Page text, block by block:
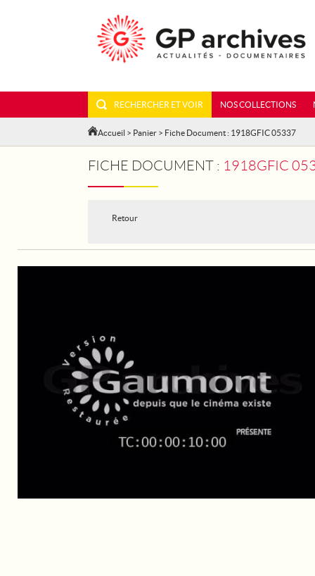
RECHERCHER ET VOIR NOS COLLECTIONS
Accueil > Panier > Fiche Document : 1918GFIC 05337
FICHE DOCUMENT : 1918GFIC
Retour